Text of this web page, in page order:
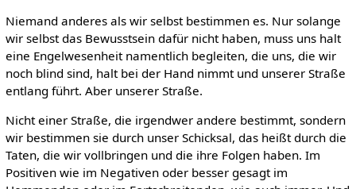
Niemand anderes als wir selbst bestimmen es. Nur solange
wir selbst das Bewusstsein dafür nicht haben, muss uns halt
eine Engelwesenheit namentlich begleiten, die uns, die wir
noch blind sind, halt bei der Hand nimmt und unserer Straße
entlang führt. Aber unserer Straße.
Nicht einer Straße, die irgendwer andere bestimmt, sondern
wir bestimmen sie durch unser Schicksal, das heißt durch die
Taten, die wir vollbringen und die ihre Folgen haben. Im
Positiven wie im Negativen oder besser gesagt im